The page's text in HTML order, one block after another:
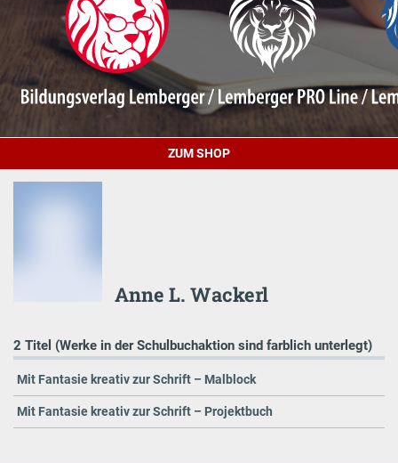
ZUM SHOP
Anne L. Wackerl
2 Titel (Werke in der Schulbuchaktion sind farblich unterlegt)
Mit Fantasie kreativ zur Schrift – Malblock
Mit Fantasie kreativ zur Schrift – Projektbuch